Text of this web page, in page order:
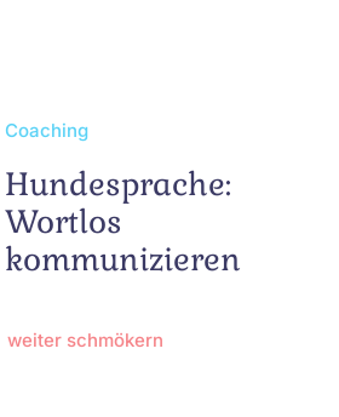
Coaching
Hundesprache:
Wortlos
kommunizieren
weiter schmökern